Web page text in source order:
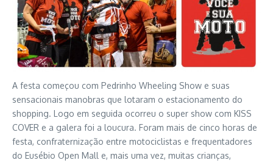
A festa começou com Pedrinho Wheeling Show e suas
sensacionais manobras que lotaram o estacionamento do
shopping. Logo em seguida ocorreu o super show com KISS
COVER e a galera foi a loucura. Foram mais de cinco horas de
festa, confraternização entre motociclistas e frequentadores
do Eusébio Open Mall e, mais uma vez, muitas crianças,